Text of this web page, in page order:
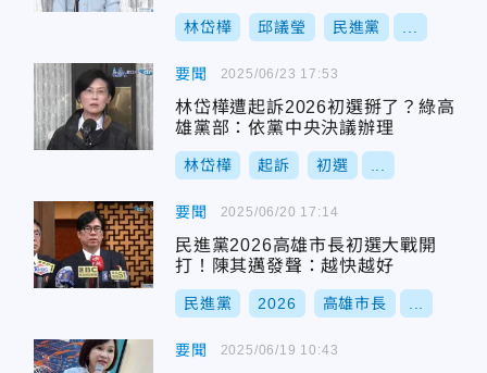
林岱樺 邱議瑩 民進黨
要聞
林岱樺遭起訴2026初選掰了？綠高
雄黨部：依黨中央決議辦理
林岱樺 起訴 初選
2025/06/23 17:53
要聞
民進黨2026高雄市長初選大戰開
打！陳其邁發聲：越快越好
民進黨 2026 高雄市長
2025/06/20 17:14
要聞 2025/06/19 10:43